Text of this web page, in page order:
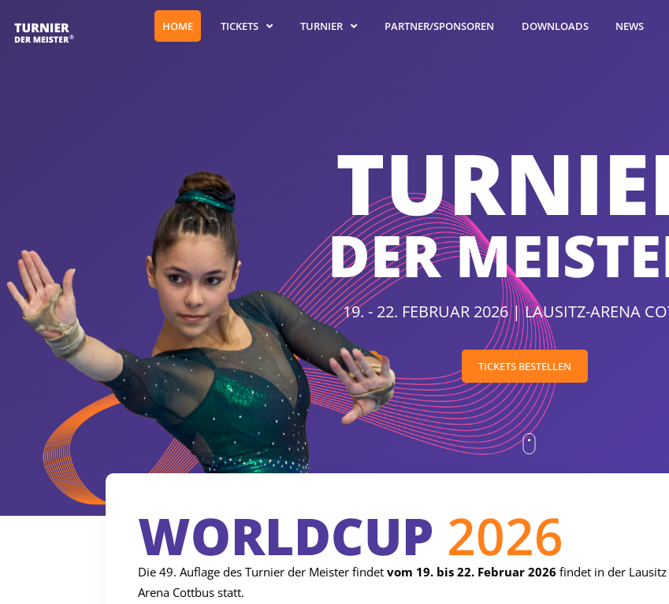
HOME TICKETS TURNIER PARTNER/SPONSOREN DOWNLOADS NEWS
TURNIE
DERMEISTE
TICKETS BESTELLEN
19. - 22. FEBRUAR 2026 | LAUSITZ-ARENA
WORLDCUP 2026
Die 49. Auflage des Turnier der Meister findet vom 19. bis 22. Februar 2026 findet in der Lausitz
Arena Cottbus statt.